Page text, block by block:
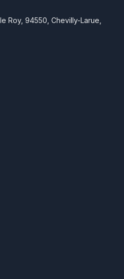
Roy, 94550, Chevilly-Larue,